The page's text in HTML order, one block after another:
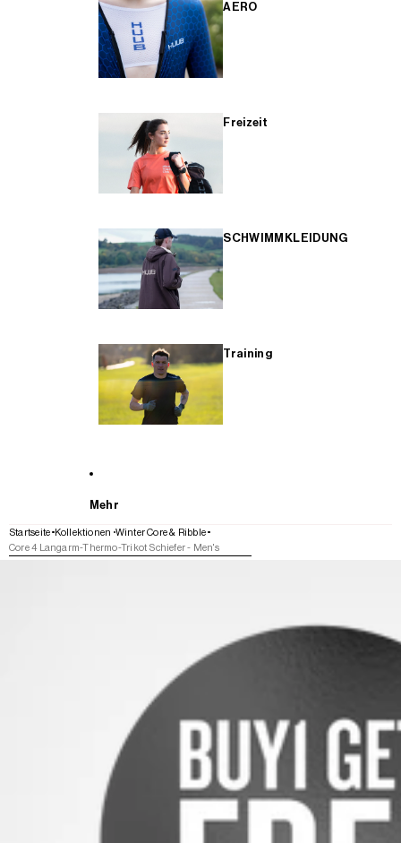
AERO
Freizeit
SCHWIMMKLEIDUNG
Training
Mehr
Startseite Kollektionen Winter Core & Ribble
Core 4 Langarm-Thermo-Trikot Schiefer - Men's
WEITER ZU DEN PRODUKTINFORMATIONEN